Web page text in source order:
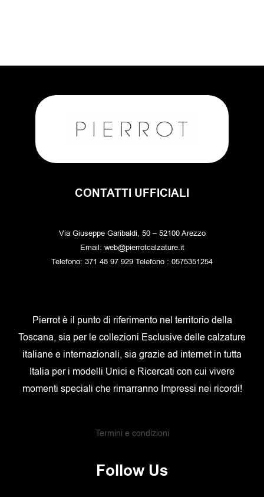
CONTATTI UFFICIALI
Via Giuseppe Garibaldi, 50 – 52100 Arezzo
Email: web@pierrotcalzature.it
Telefono: 371 48 97 929 Telefono : 0575351254
Pierrot è il punto di riferimento nel territorio della
Toscana, sia per le collezioni Esclusive delle calzature
italiane e internazionali, sia grazie ad internet in tutta
Italia per i modelli Unici e Ricercati con cui vivere
momenti speciali che rimarranno Impressi nei ricordi!
Termini e condizioni
Follow Us